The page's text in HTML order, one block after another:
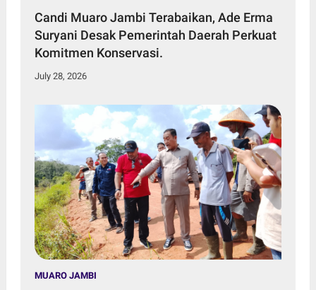
Candi Muaro Jambi Terabaikan, Ade Erma
Suryani Desak Pemerintah Daerah Perkuat
Komitmen Konservasi.
July 28, 2026
MUARO JAMBI